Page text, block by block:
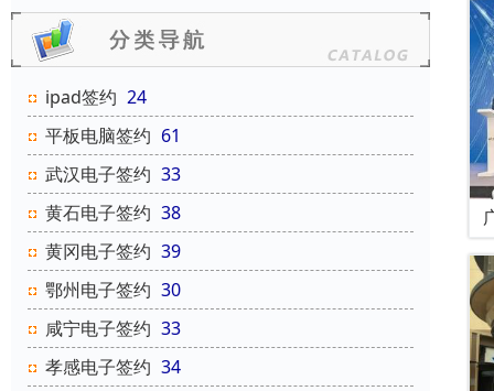
ipad签约 24
平板电脑签约 61
武汉电子签约 33
黄石电子签约 38
黄冈电子签约 39
鄂州电子签约 30
咸宁电子签约 33
孝感电子签约 34